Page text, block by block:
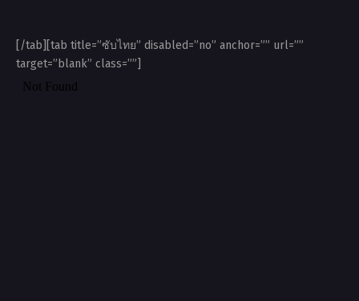
[/tab][tab title=”ซับไทย” disabled=”no” anchor=”” url=””
target=”blank” class=””]